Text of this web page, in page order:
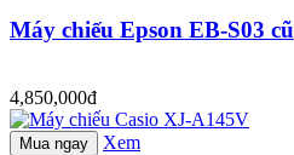
Máy chiếu Epson EB-S03 cũ
4,850,000đ
Mua ngay Xem